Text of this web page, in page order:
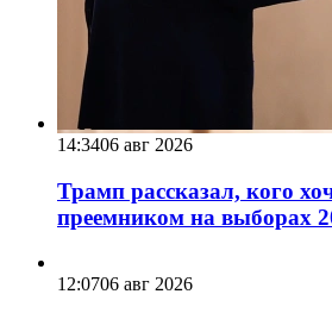
14:3406 авг 2026
Трамп рассказал, кого
преемником на выборах
12:0706 авг 2026